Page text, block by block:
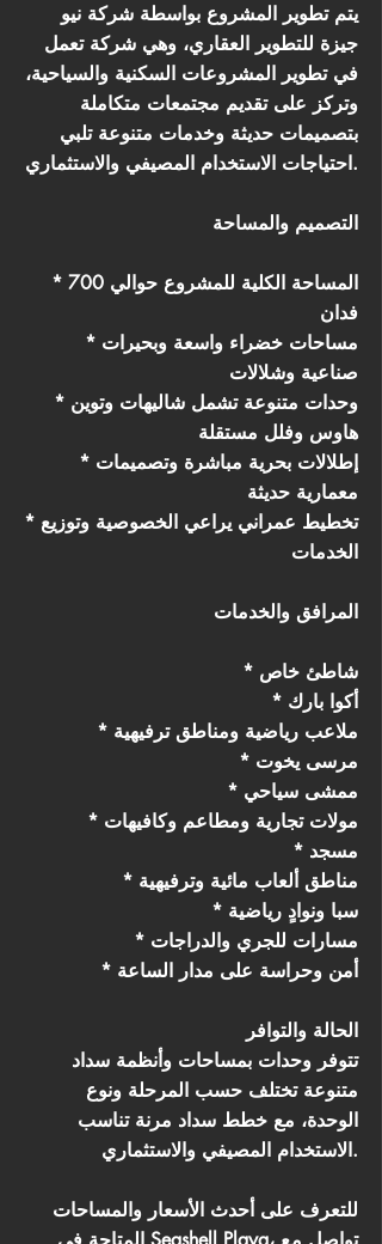
يتم تطوير المشروع بواسطة شركة نيو
جيزة للتطوير العقاري، وهي شركة تعمل
في تطوير المشروعات السكنية والسياحية،
وتركز على تقديم مجتمعات متكاملة
بتصميمات حديثة وخدمات متنوعة تلبي
احتياجات الاستخدام المصيفي والاستثماري.
التصميم والمساحة
* المساحة الكلية للمشروع حوالي 700
فدان
* مساحات خضراء واسعة وبحيرات
صناعية وشلالات
* وحدات متنوعة تشمل شاليهات وتوين
هاوس وفلل مستقلة
* إطلالات بحرية مباشرة وتصميمات
معمارية حديثة
* تخطيط عمراني يراعي الخصوصية وتوزيع
الخدمات
المرافق والخدمات
* شاطئ خاص
* أكوا بارك
* ملاعب رياضية ومناطق ترفيهية
* مرسى يخوت
* ممشى سياحي
* مولات تجارية ومطاعم وكافيهات
* مسجد
* مناطق ألعاب مائية وترفيهية
* سبا ونوادٍ رياضية
* مسارات للجري والدراجات
* أمن وحراسة على مدار الساعة
الحالة والتوافر
تتوفر وحدات بمساحات وأنظمة سداد
متنوعة تختلف حسب المرحلة ونوع
الوحدة، مع خطط سداد مرنة تناسب
الاستخدام المصيفي والاستثماري.
للتعرف على أحدث الأسعار والمساحات